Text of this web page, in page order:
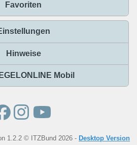
Favoriten
Hinweise
Mobil
1.2.2 © ITZBund 2026 - Desktop Version